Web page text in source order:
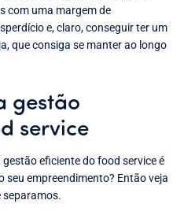
com uma margem de
e, claro, conseguir ter um
que consiga se manter ao longo
gestão
service
eficiente do food service é
seu empreendimento? Então veja